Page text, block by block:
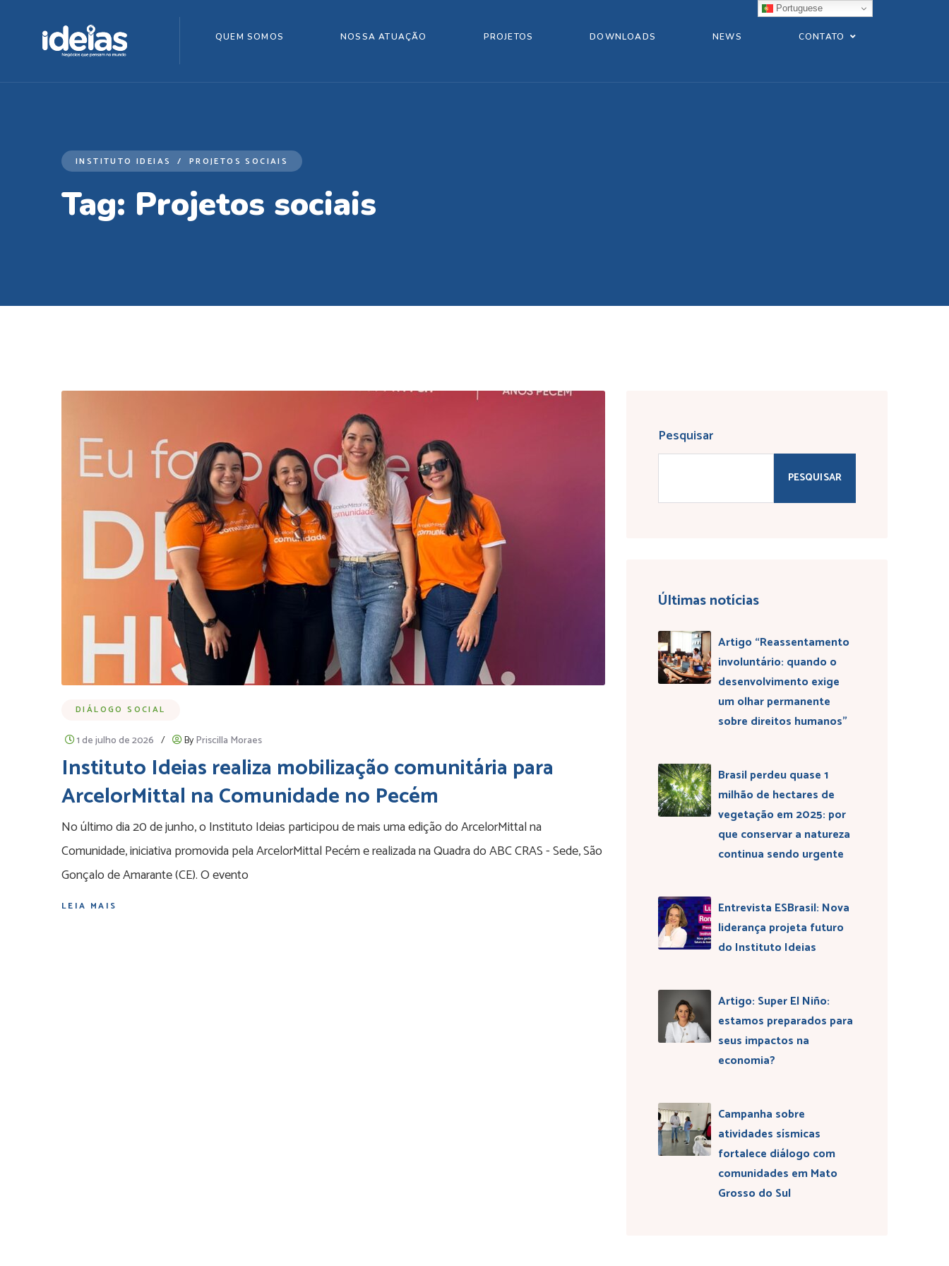
QUEM SOMOS NOSSA ATUAÇÃO PROJETOS DOWNLOADS NEWS CONTATO
INSTITUTO IDEIAS PROJETOS SOCIAIS
Tag: Projetos sociais
DIÁLOGO SOCIAL
1 de julho de 2026 / ByPriscilla Moraes
Instituto Ideias realiza mobilização comunitária para
ArcelorMittal na Comunidade no Pecém
No último dia 20 de junho, o Instituto Ideias participou de mais uma edição do ArcelorMittal na
Comunidade, iniciativa promovida pela ArcelorMittal Pecém e realizada na Quadra do ABC CRAS - Sede, São
Gonçalo de Amarante (CE). O evento
LEIA MAIS
Pesquisar
PESQUISAR
Últimas notícias
Artigo “Reassentamento
involuntário: quando o
desenvolvimento exige
um olhar permanente
sobre direitos humanos”
Brasil perdeu quase 1
milhão de hectares de
vegetação em 2025: por
que conservar a natureza
continua sendo urgente
Entrevista ESBrasil: Nova
liderança projeta futuro
do Instituto Ideias
Artigo: Super El Niño:
estamos preparados para
seus impactos na
economia?
Campanha sobre
atividades sísmicas
fortalece diálogo com
comunidades em Mato
Grosso do Sul
Portuguese